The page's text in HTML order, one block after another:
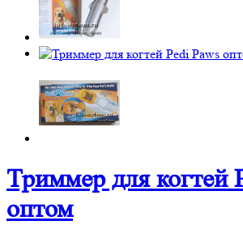
Триммер для когтей
оптом